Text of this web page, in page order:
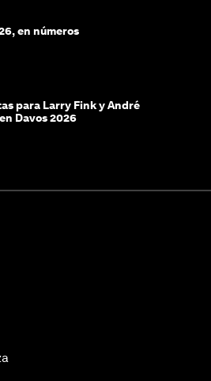
en números
para Larry Fink y André
Davos 2026